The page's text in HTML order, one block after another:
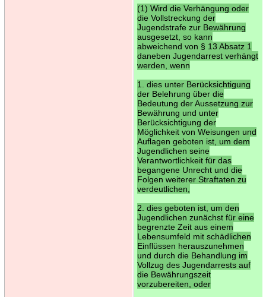
(1) Wird die Verhängung oder
die Vollstreckung der
Jugendstrafe zur Bewährung
ausgesetzt, so kann
abweichend von § 13 Absatz 1
daneben Jugendarrest verhängt
werden, wenn
1. dies unter Berücksichtigung
der Belehrung über die
Bedeutung der Aussetzung zur
Bewährung und unter
Berücksichtigung der
Möglichkeit von Weisungen und
Auflagen geboten ist, um dem
Jugendlichen seine
Verantwortlichkeit für das
begangene Unrecht und die
Folgen weiterer Straftaten zu
verdeutlichen,
2. dies geboten ist, um den
Jugendlichen zunächst für eine
begrenzte Zeit aus einem
Lebensumfeld mit schädlichen
Einflüssen herauszunehmen
und durch die Behandlung im
Vollzug des Jugendarrests auf
die Bewährungszeit
vorzubereiten, oder